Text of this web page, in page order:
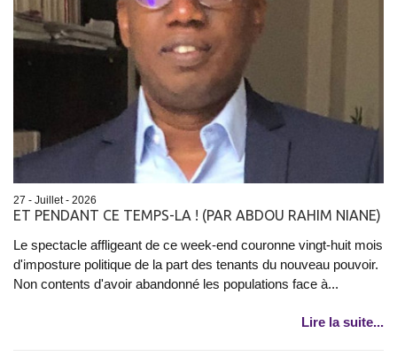
27 - Juillet - 2026
ET PENDANT CE TEMPS-LA ! (PAR ABDOU RAHIM NIANE)
Le spectacle affligeant de ce week-end couronne vingt-huit mois
d'imposture politique de la part des tenants du nouveau pouvoir.
Non contents d'avoir abandonné les populations face à...
Lire la suite...